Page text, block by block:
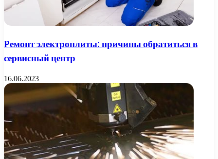
Ремонт электроплиты: причины обратиться в
сервисный центр
16.06.2023